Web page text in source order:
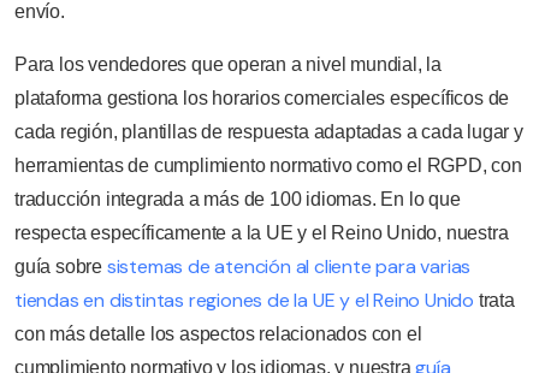
envío.
Para los vendedores que operan a nivel mundial, la
plataforma gestiona los horarios comerciales específicos de
cada región, plantillas de respuesta adaptadas a cada lugar y
herramientas de cumplimiento normativo como el RGPD, con
traducción integrada a más de 100 idiomas. En lo que
respecta específicamente a la UE y el Reino Unido, nuestra
guía sobre sistemas de atención al cliente para varias
tiendas en distintas regiones de la UE y el Reino Unido trata
con más detalle los aspectos relacionados con el
cumplimiento normativo y los idiomas, y nuestra